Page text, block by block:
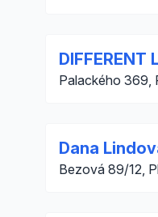
DIFFERENT
Palackého 369,
Dana
Bezová 89/12,